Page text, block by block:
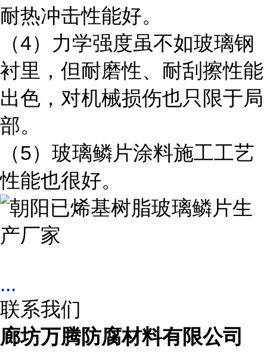
耐热冲击性能好。
（4）力学强度虽不如玻璃钢
衬里，但耐磨性、耐刮擦性能
出色，对机械损伤也只限于局
部。
（5）玻璃鳞片涂料施工工艺
性能也很好。
...
联系我们
廊坊万腾防腐材料有限公司